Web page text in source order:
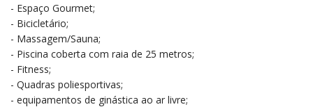
- Espaço Gourmet;
- Bicicletário;
- Massagem/Sauna;
- Piscina coberta com raia de 25 metros;
- Fitness;
- Quadras poliesportivas;
- equipamentos de ginástica ao ar livre;